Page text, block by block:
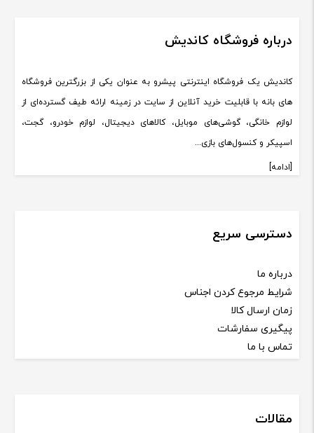
درباره فروشگاه کاندیش
کاندیش یک فروشگاه اینترنتی پیشرو به عنوان یکی از بزرگترین فروشگاه
های بانه با قابلیت خرید آنلاین از سایت در زمینه ارائه طیف گسترده‌ای از
لوازم خانگی، گوشی‌های موبایل، کالاهای دیجیتال، لوازم خودرو، گجت،
اسپیکر و کنسول‌های بازی...
[ادامه]
دسترسی سریع
درباره ما
شرایط مرجوع کردن اجناس
زمان ارسال کالا
پیگیری سفارشات
تماس با ما
مقالات